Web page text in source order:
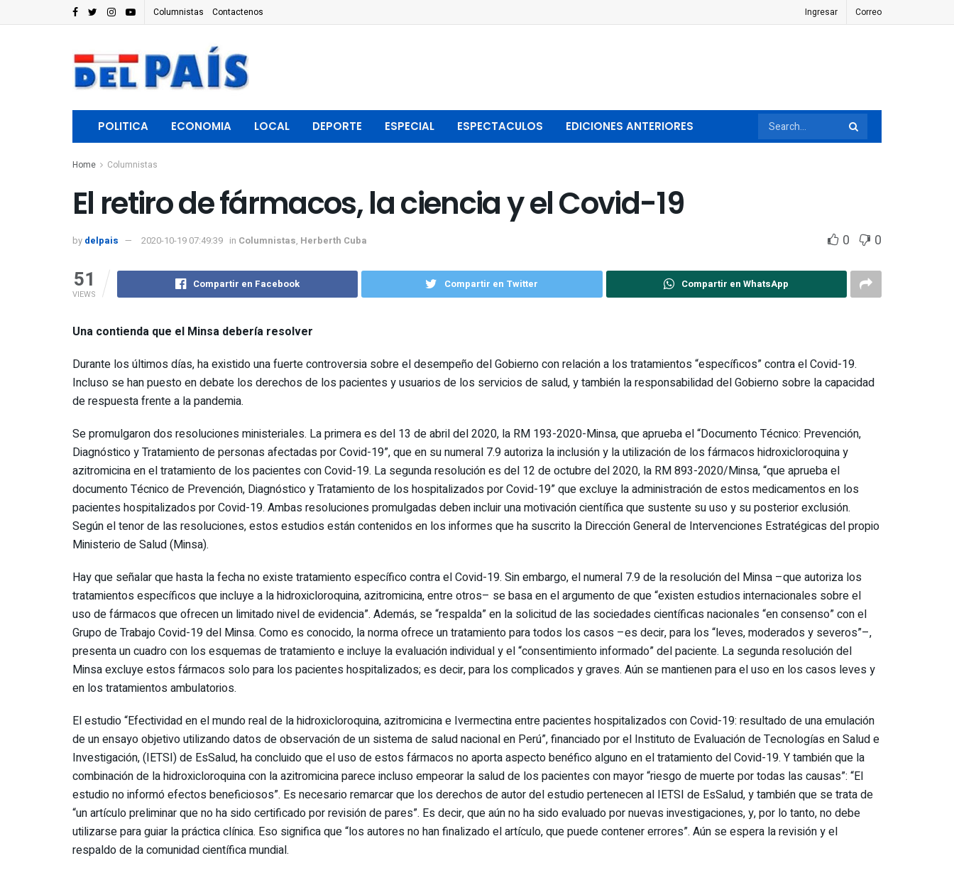
Columnistas Contactenos Ingresar Correo
POLITICA ECONOMIA LOCAL DEPORTE ESPECIAL ESPECTACULOS EDICIONES ANTERIORES
Home Columnistas
El retiro de fármacos, la ciencia y el Covid-19
by delpais 2020-10-19 07:49:39 in Columnistas, Herberth Cuba 0 0
51
VIEWS
Compartir en Facebook Compartir en Twitter Compartir en WhatsApp
Una contienda que el Minsa debería resolver
Durante los últimos días, ha existido una fuerte controversia sobre el desempeño del Gobierno con relación a los tratamientos “específicos” contra el Covid-19.
Incluso se han puesto en debate los derechos de los pacientes y usuarios de los servicios de salud, y también la responsabilidad del Gobierno sobre la capacidad
de respuesta frente a la pandemia.
Se promulgaron dos resoluciones ministeriales. La primera es del 13 de abril del 2020, la RM 193-2020-Minsa, que aprueba el “Documento Técnico: Prevención,
Diagnóstico y Tratamiento de personas afectadas por Covid-19”, que en su numeral 7.9 autoriza la inclusión y la utilización de los fármacos hidroxicloroquina y
azitromicina en el tratamiento de los pacientes con Covid-19. La segunda resolución es del 12 de octubre del 2020, la RM 893-2020/Minsa, “que aprueba el
documento Técnico de Prevención, Diagnóstico y Tratamiento de los hospitalizados por Covid-19” que excluye la administración de estos medicamentos en los
pacientes hospitalizados por Covid-19. Ambas resoluciones promulgadas deben incluir una motivación científica que sustente su uso y su posterior exclusión.
Según el tenor de las resoluciones, estos estudios están contenidos en los informes que ha suscrito la Dirección General de Intervenciones Estratégicas del propio
Ministerio de Salud (Minsa).
Hay que señalar que hasta la fecha no existe tratamiento específico contra el Covid-19. Sin embargo, el numeral 7.9 de la resolución del Minsa –que autoriza los
tratamientos específicos que incluye a la hidroxicloroquina, azitromicina, entre otros– se basa en el argumento de que “existen estudios internacionales sobre el
uso de fármacos que ofrecen un limitado nivel de evidencia”. Además, se “respalda” en la solicitud de las sociedades científicas nacionales “en consenso” con el
Grupo de Trabajo Covid-19 del Minsa. Como es conocido, la norma ofrece un tratamiento para todos los casos –es decir, para los “leves, moderados y severos”–,
presenta un cuadro con los esquemas de tratamiento e incluye la evaluación individual y el “consentimiento informado” del paciente. La segunda resolución del
Minsa excluye estos fármacos solo para los pacientes hospitalizados; es decir, para los complicados y graves. Aún se mantienen para el uso en los casos leves y
en los tratamientos ambulatorios.
El estudio “Efectividad en el mundo real de la hidroxicloroquina, azitromicina e Ivermectina entre pacientes hospitalizados con Covid-19: resultado de una emulación
de un ensayo objetivo utilizando datos de observación de un sistema de salud nacional en Perú”, financiado por el Instituto de Evaluación de Tecnologías en Salud e
Investigación, (IETSI) de EsSalud, ha concluido que el uso de estos fármacos no aporta aspecto benéfico alguno en el tratamiento del Covid-19. Y también que la
combinación de la hidroxicloroquina con la azitromicina parece incluso empeorar la salud de los pacientes con mayor “riesgo de muerte por todas las causas”: “El
estudio no informó efectos beneficiosos”. Es necesario remarcar que los derechos de autor del estudio pertenecen al IETSI de EsSalud, y también que se trata de
“un artículo preliminar que no ha sido certificado por revisión de pares”. Es decir, que aún no ha sido evaluado por nuevas investigaciones, y, por lo tanto, no debe
utilizarse para guiar la práctica clínica. Eso significa que “los autores no han finalizado el artículo, que puede contener errores”. Aún se espera la revisión y el
respaldo de la comunidad científica mundial.